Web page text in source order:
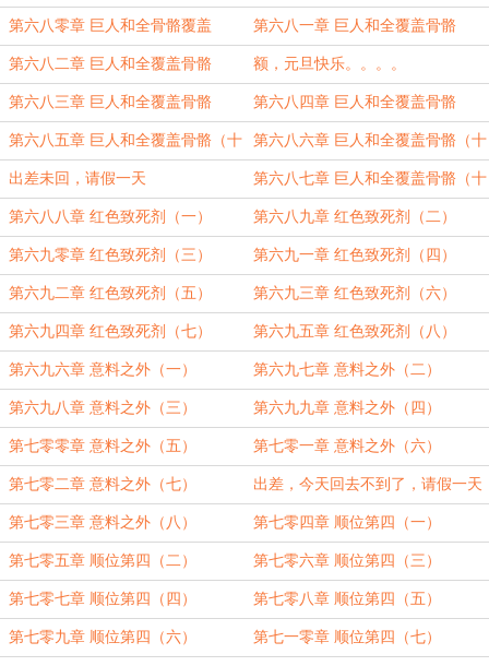
（四） （五）
第六八零章 巨人和全骨骼覆盖
（六）
第六八一章 巨人和全覆盖骨骼
（七）
第六八二章 巨人和全覆盖骨骼
（八）
额，元旦快乐。。。。
第六八三章 巨人和全覆盖骨骼
（九）
第六八四章 巨人和全覆盖骨骼
（十）
第六八五章 巨人和全覆盖骨骼（十
一）
第六八六章 巨人和全覆盖骨骼（十
二）
出差未回，请假一天 第六八七章 巨人和全覆盖骨骼（十
三）
第六八八章 红色致死剂（一） 第六八九章 红色致死剂（二）
第六九零章 红色致死剂（三） 第六九一章 红色致死剂（四）
第六九二章 红色致死剂（五） 第六九三章 红色致死剂（六）
第六九四章 红色致死剂（七） 第六九五章 红色致死剂（八）
第六九六章 意料之外（一） 第六九七章 意料之外（二）
第六九八章 意料之外（三） 第六九九章 意料之外（四）
第七零零章 意料之外（五） 第七零一章 意料之外（六）
第七零二章 意料之外（七） 出差，今天回去不到了，请假一天
第七零三章 意料之外（八） 第七零四章 顺位第四（一）
第七零五章 顺位第四（二） 第七零六章 顺位第四（三）
第七零七章 顺位第四（四） 第七零八章 顺位第四（五）
第七零九章 顺位第四（六） 第七一零章 顺位第四（七）